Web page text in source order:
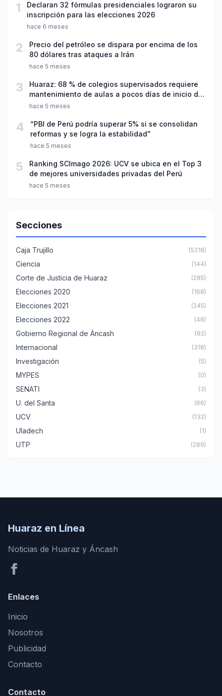
1
Declaran 32 fórmulas presidenciales lograron su
inscripción para las elecciones 2026
hace 6 meses
2
Precio del petróleo se dispara por encima de los
80 dólares tras ataques a Irán
hace 5 meses
3
Huaraz: 68 % de colegios supervisados requiere
mantenimiento de aulas a pocos días de inicio del
año escolar 2026
hace 5 meses
4
“PBI de Perú podría superar 5% si se consolidan
reformas y se logra la estabilidad”
hace 5 meses
5
Ranking SCImago 2026: UCV se ubica en el Top 3
de mejores universidades privadas del Perú
hace 5 meses
Secciones
Caja Trujillo (5218)
Ciencia (144)
Corte de Justicia de Huaraz (285)
Elecciones 2020 (168)
Elecciones 2021 (245)
Elecciones 2022 (48)
Gobierno Regional de Áncash (92)
Internacional (318)
Investigación (5)
MYPES (0)
SENATI (3)
U. del Santa (66)
UCV (132)
Uladech (1)
UTP (289)
Huaraz en Línea
Noticias de Huaraz y Áncash
Enlaces
Inicio
Nosotros
Publicidad
Contacto
Contacto